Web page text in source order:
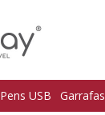
Pens USB Garrafas